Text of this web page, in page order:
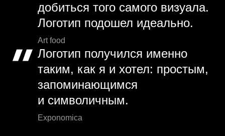
добиться того самого визуала.
Логотип подошел идеально.
Art food
Логотип получился именно
таким, как я и хотел: простым,
запоминающимся
и символичным.
Exponomica